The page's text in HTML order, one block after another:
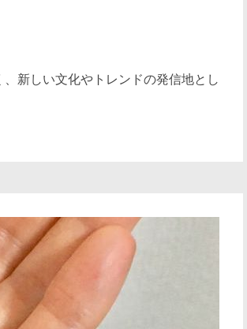
新しい文化やトレンドの発信地とし